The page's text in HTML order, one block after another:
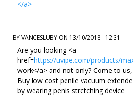
</a>
BYVANCESLUBY ON 13/10/2018 - 12:31
Are you looking <a
href=https://uvipe.com/products/
work</a> and not only? Come to
Buy low cost penile vacuum
by wearing penis stretching device